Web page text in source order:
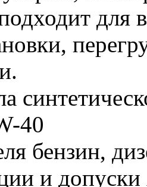
для
40
бензин,
и